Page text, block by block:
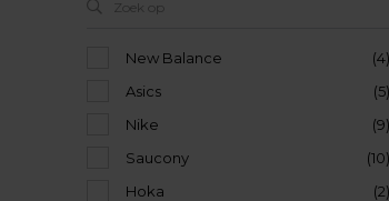
New Balance
(4)
Asics
(5)
Nike
(9)
Saucony
(10)
Hoka
(2)